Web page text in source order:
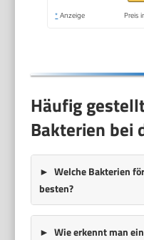
* Anzeige Preis
Häufig
Bakterien bei
Welche Bakterien
besten?
Wie erkennt man